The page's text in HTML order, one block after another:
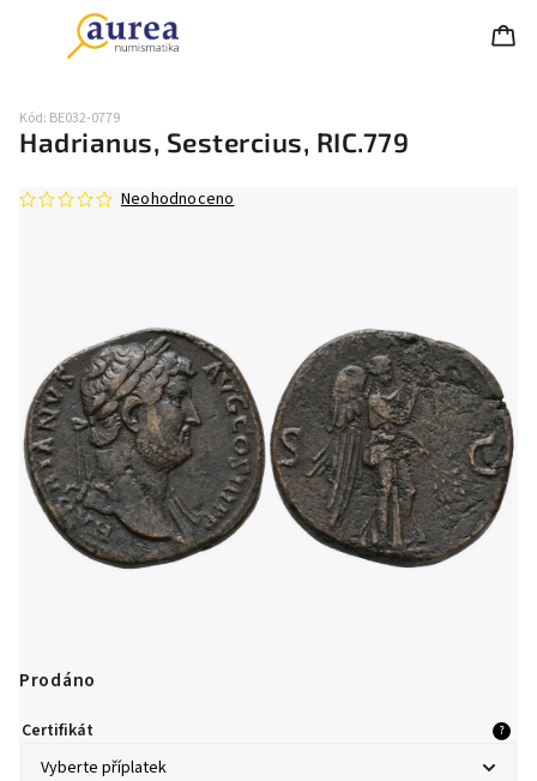
Hadrianus, Sestercius, RIC.779
Kód: BE032-0779
Neohodnoceno
Prodáno
Certifikát ?